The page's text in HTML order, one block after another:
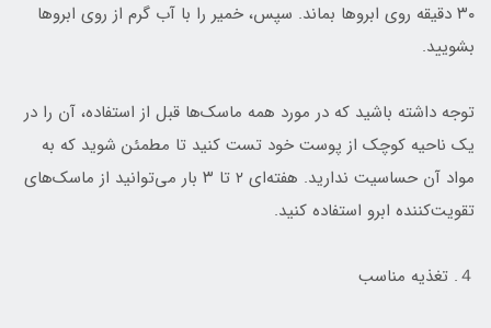
۳۰ دقیقه روی ابروها بماند. سپس، خمیر را با آب گرم از روی ابروها
بشویید.
توجه داشته باشید که در مورد همه ماسک‌ها قبل از استفاده، آن را در
یک ناحیه کوچک از پوست خود تست کنید تا مطمئن شوید که به
مواد آن حساسیت ندارید. هفته‌ای ۲ تا ۳ بار می‌توانید از ماسک‌های
تقویت‌کننده ابرو استفاده کنید.
４. تغذیه مناسب